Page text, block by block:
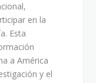
en la
Esta
a América
y el